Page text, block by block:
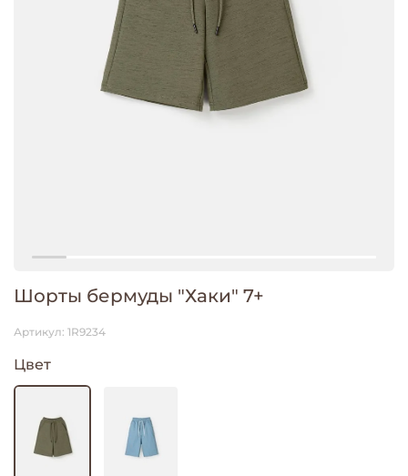
Шорты бермуды "Хаки" 7+
Артикул: 1R9234
Цвет